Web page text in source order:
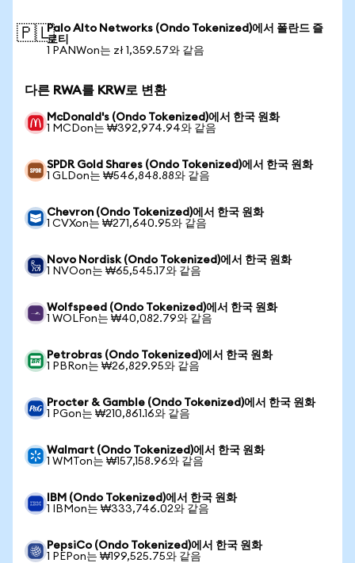
🇵🇱Palo Alto Networks (Ondo Tokenized)에서 폴란드 즐
로티
1 PANWon는 zł 1,359.57와 같음
다른 RWA를 KRW로 변환
McDonald's (Ondo Tokenized)에서 한국 원화
1 MCDon는 ₩392,974.94와 같음
SPDR Gold Shares (Ondo Tokenized)에서 한국 원화
1 GLDon는 ₩546,848.88와 같음
Chevron (Ondo Tokenized)에서 한국 원화
1 CVXon는 ₩271,640.95와 같음
Novo Nordisk (Ondo Tokenized)에서 한국 원화
1 NVOon는 ₩65,545.17와 같음
Wolfspeed (Ondo Tokenized)에서 한국 원화
1 WOLFon는 ₩40,082.79와 같음
Petrobras (Ondo Tokenized)에서 한국 원화
1 PBRon는 ₩26,829.95와 같음
Procter & Gamble (Ondo Tokenized)에서 한국 원화
1 PGon는 ₩210,861.16와 같음
Walmart (Ondo Tokenized)에서 한국 원화
1 WMTon는 ₩157,158.96와 같음
IBM (Ondo Tokenized)에서 한국 원화
1 IBMon는 ₩333,746.02와 같음
PepsiCo (Ondo Tokenized)에서 한국 원화
1 PEPon는 ₩199,525.75와 같음